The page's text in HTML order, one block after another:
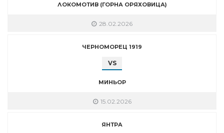
ЛОКОМОТИВ (ГОРНА ОРЯХОВИЦА)
28.02.2026
ЧЕРНОМОРЕЦ 1919
VS
МИНЬОР
15.02.2026
ЯНТРА